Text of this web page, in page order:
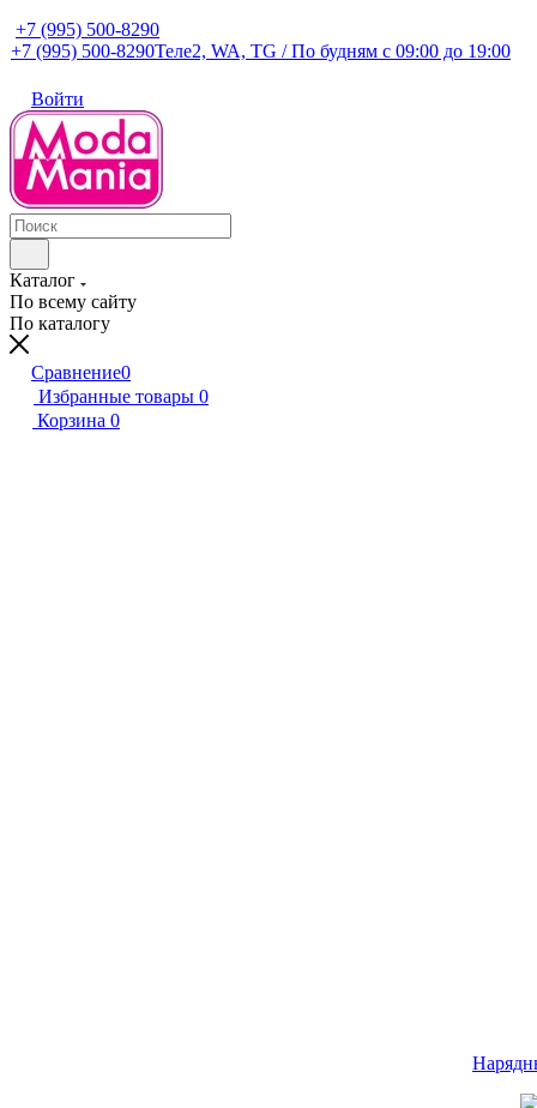
+7 (995) 500-8290
+7 (995) 500-8290Теле2, WA, TG / По будням c 09:00 до 19:00
Войти
Каталог
По всему сайту
По каталогу
Сравнение0
Избранные товары 0
Корзина 0